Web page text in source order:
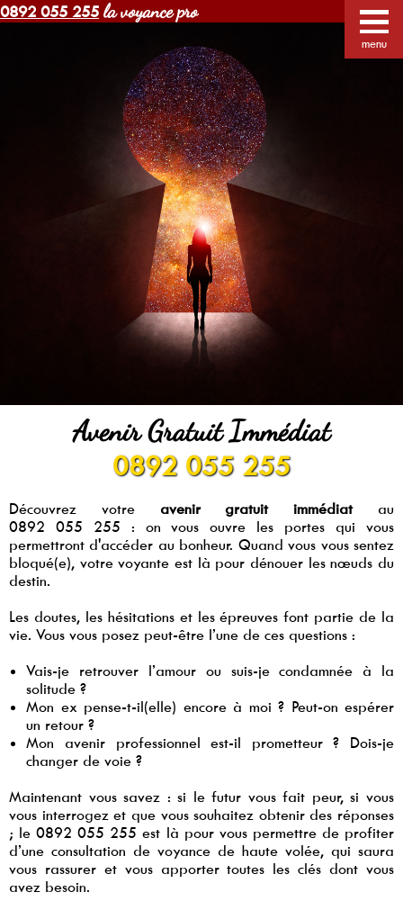
menu
0892 055 255 la voyance pro
Blog
Avenir Gratuit Immédiat
0892 055 255
Découvrez votre avenir gratuit immédiatau
0892 055 255 : on vous ouvre les portes qui vous
permettront d'accéder au bonheur. Quand vous vous sentez
bloqué(e), votre voyante est là pour dénouer les nœuds du
destin.
Les doutes, les hésitations et les épreuves font partie de la
vie. Vous vous posez peut-être l’une de ces questions :
Vais-je retrouver l’amour ou suis-je condamnée à la
solitude ?
Mon ex pense-t-il(elle) encore à moi ? Peut-on espérer
un retour ?
Mon avenir professionnel est-il prometteur ? Dois-je
changer de voie ?
Maintenant vous savez : si le futur vous fait peur, si vous
vous interrogez et que vous souhaitez obtenir des réponses
; le 0892 055 255 est là pour vous permettre de profiter
d’une consultation de voyance de haute volée, qui saura
vous rassurer et vous apporter toutes les clés dont vous
avez besoin.